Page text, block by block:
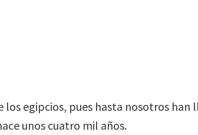
egipcios, pues hasta nosotros han
unos cuatro mil años.